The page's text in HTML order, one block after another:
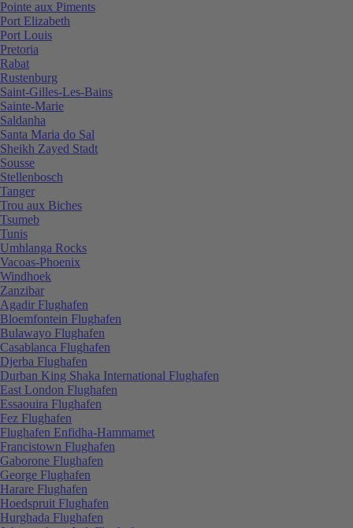
Pointe aux Piments
Port Elizabeth
Port Louis
Pretoria
Rabat
Rustenburg
Saint-Gilles-Les-Bains
Sainte-Marie
Saldanha
Santa Maria do Sal
Sheikh Zayed Stadt
Sousse
Stellenbosch
Tanger
Trou aux Biches
Tsumeb
Tunis
Umhlanga Rocks
Vacoas-Phoenix
Windhoek
Zanzibar
Agadir Flughafen
Bloemfontein Flughafen
Bulawayo Flughafen
Casablanca Flughafen
Djerba Flughafen
Durban King Shaka International Flughafen
East London Flughafen
Essaouira Flughafen
Fez Flughafen
Flughafen Enfidha-Hammamet
Francistown Flughafen
Gaborone Flughafen
George Flughafen
Harare Flughafen
Hoedspruit Flughafen
Hurghada Flughafen